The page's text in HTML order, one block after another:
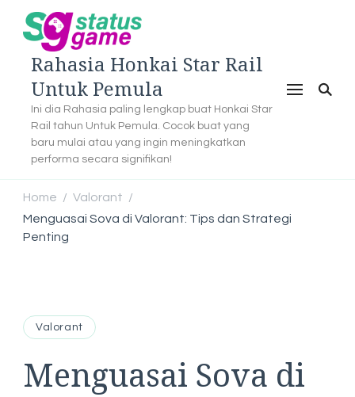
Rahasia Honkai Star Rail
Untuk Pemula
Ini dia Rahasia paling lengkap buat Honkai Star
Rail tahun Untuk Pemula. Cocok buat yang
baru mulai atau yang ingin meningkatkan
performa secara signifikan!
Home / Valorant /
Menguasai Sova di Valorant: Tips dan Strategi
Penting
Valorant
Menguasai Sova di